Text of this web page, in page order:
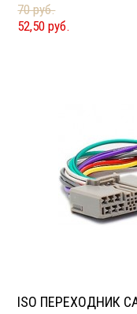
70 руб.
52,50 руб.
ISO ПЕРЕХОДНИК